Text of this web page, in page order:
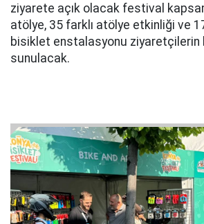
ziyarete açık olacak festival
atölye, 35 farklı atölye etkinliği ve
bisiklet enstalasyonu ziyaretçilerin
sunulacak.